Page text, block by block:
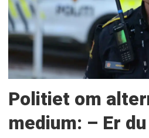
Politiet om
medium: – Er